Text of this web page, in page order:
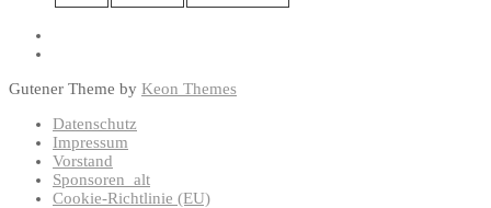
Gutener Theme by Keon Themes
Datenschutz
Impressum
Vorstand
Sponsoren_alt
Cookie-Richtlinie (EU)